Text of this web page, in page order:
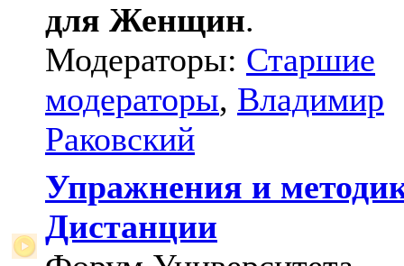
для Женщин.
Модераторы: Старшие
модераторы, Владимир
Раковский
Упражнения и
Дистанции